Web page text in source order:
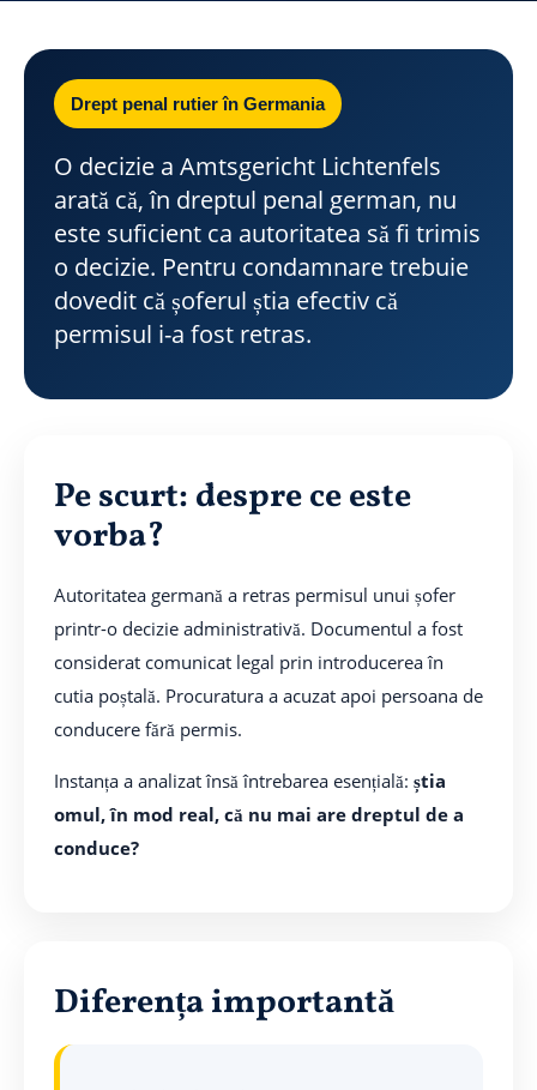
Drept penal rutier în Germania
O decizie a Amtsgericht Lichtenfels
arată că, în dreptul penal german, nu
este suficient ca autoritatea să fi trimis
o decizie. Pentru condamnare trebuie
dovedit că șoferul știa efectiv că
permisul i-a fost retras.
Pe scurt: despre ce este
vorba?
Autoritatea germană a retras permisul unui șofer
printr-o decizie administrativă. Documentul a fost
considerat comunicat legal prin introducerea în
cutia poștală. Procuratura a acuzat apoi persoana de
conducere fără permis.
Instanța a analizat însă întrebarea esențială: știa
omul, în mod real, că nu mai are dreptul de a
conduce?
Diferența importantă